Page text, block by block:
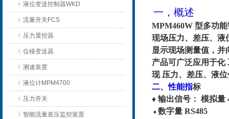
液位变送控制器WKD
流量开关FCS
压力显控器
位移变送器
测速装置
液位计MPM4700
压力开关
智能流量差压监控装置
一，概述
MPM460W 型多功
现场压力、差压、液
显示现场测量值，
产品可广泛应用于化
现 压力、差压、液
二、性能指标
♦ 输出信号： 模拟量
♦ 数字量 RS485